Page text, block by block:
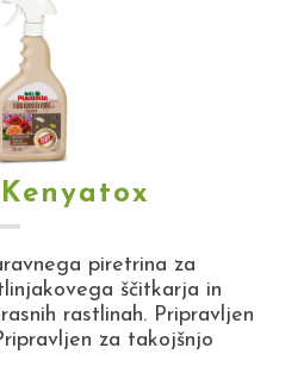
piretrina za
ščitkarja in
rastlinah. Pripravljen
za takojšnjo